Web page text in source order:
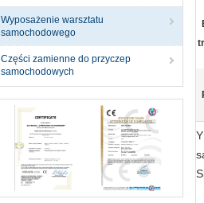
Wyposażenie warsztatu
samochodowego
Części zamienne do przyczep
samochodowych